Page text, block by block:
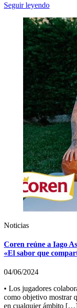
Seguir leyendo
Noticias
Coren reúne a Iago
«El sabor que
04/06/2024
• Los jugadores
como objetivo mostrar
en cualquier ámbito